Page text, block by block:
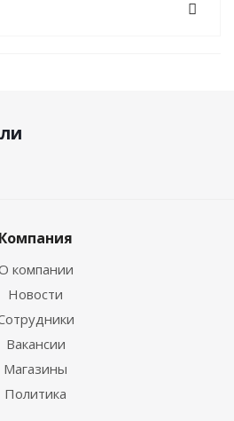
Компания
компании
Новости
Вакансии
Магазины
Политика